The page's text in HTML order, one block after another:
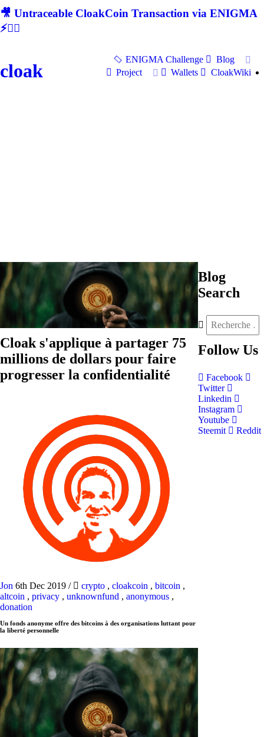
🎥 Untraceable CloakCoin Transaction via ENIGMA
⚡🕵‍♂
cloak
ENIGMA Challenge
Blog
Project
Wallets CloakWiki
Cloak s'applique à partager 75
millions de dollars pour faire
progresser la confidentialité
Jon 6th Dec 2019 / crypto , cloakcoin , bitcoin ,
altcoin , privacy , unknownfund , anonymous ,
donation
Un fonds anonyme offre des bitcoins à des organisations luttant pour
la liberté personnelle
Blog
Search
Follow Us
Facebook
Twitter
Linkedin
Instagram
Youtube
Steemit
Reddit